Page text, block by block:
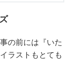
の前には『いた
ラストもとても